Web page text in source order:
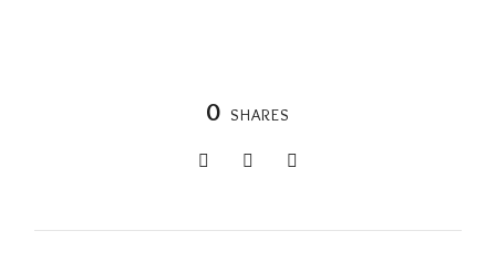
0 SHARES